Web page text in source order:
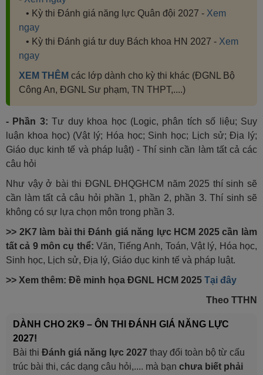
• Kỳ thi Đánh giá năng lực Quân đội 2027 - Xem
ngay
• Kỳ thi Đánh giá tư duy Bách khoa HN 2027 - Xem
ngay
XEM THÊM các lớp dành cho kỳ thi khác (ĐGNL Bộ
Công An, ĐGNL Sư phạm, TN THPT,....)
- Phần 3: Tư duy khoa học (Logic, phân tích số liệu; Suy
luận khoa học) (Vật lý; Hóa học; Sinh học; Lịch sử; Địa lý;
Giáo dục kinh tế và pháp luật) - Thí sinh cần làm tất cả các
câu hỏi
Như vậy ở bài thi ĐGNL ĐHQGHCM năm 2025 thí sinh sẽ
cần làm tất cả câu hỏi phần 1, phần 2, phần 3. Thí sinh sẽ
không có sự lựa chọn môn trong phần 3.
>> 2K7 làm bài thi Đánh giá năng lực HCM 2025 cần làm
tất cả 9 môn cụ thể: Văn, Tiếng Anh, Toán, Vật lý, Hóa học,
Sinh học, Lịch sử, Địa lý, Giáo dục kinh tế và pháp luật.
>> Xem thêm: Đề minh họa ĐGNL HCM 2025 Tại đây
Theo TTHN
DÀNH CHO 2K9 – ÔN THI ĐÁNH GIÁ NĂNG LỰC
2027!
Bài thi Đánh giá năng lực 2027 thay đổi toàn bộ từ cấu
trúc bài thi, các dạng câu hỏi,.... mà bạn chưa biết phải